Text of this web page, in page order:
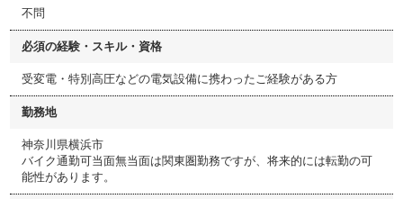
不問
必須の経験・スキル・資格
受変電・特別高圧などの電気設備に携わったご経験がある方
勤務地
神奈川県横浜市
バイク通勤可当面無当面は関東圏勤務ですが、将来的には転勤の可
能性があります。